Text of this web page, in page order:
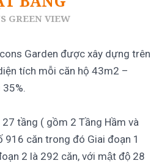
GREEN VIEW
Garden được xây dựng trên
tích mỗi căn hộ 43m2 –
tầng ( gồm 2 Tầng Hầm và
916 căn trong đó Giai đoạn 1
2 là 292 căn, với mật độ 28